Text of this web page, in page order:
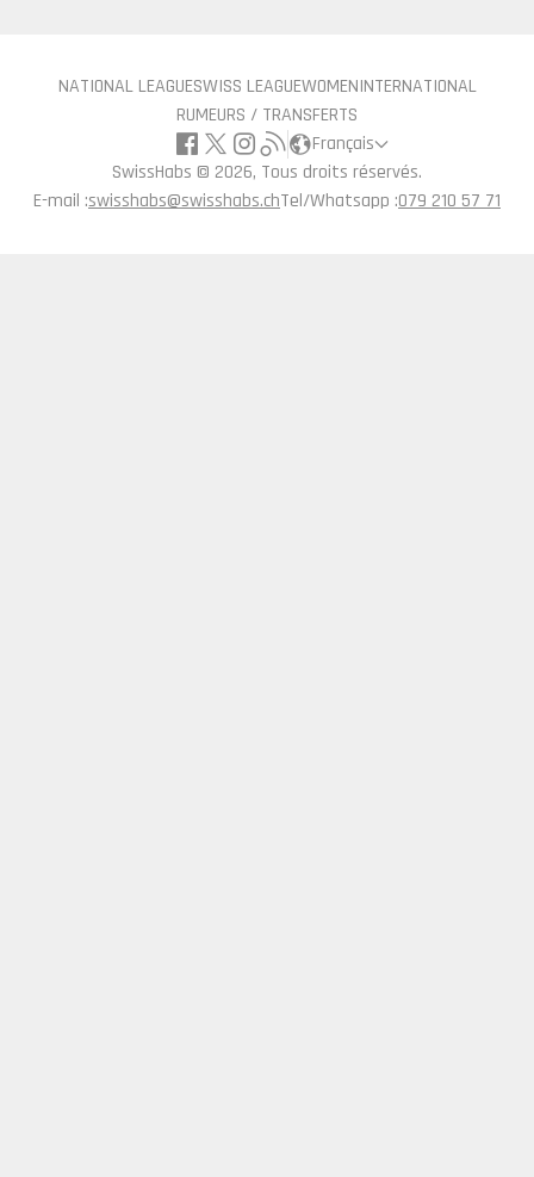
NATIONAL LEAGUESWISS LEAGUEWOMENINTERNATIONAL
RUMEURS / TRANSFERTS
Français
SwissHabs © 2026, Tous droits réservés.
E-mail :swisshabs@swisshabs.chTel/Whatsapp :079 210 57 71